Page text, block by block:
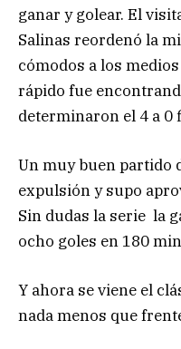
ganar y golear. El
Salinas reordenó la
cómodos a los
rápido fue
determinaron el 4 a 0
Un muy buen partido
expulsión y supo
Sin dudas la serie la
ocho goles en 180
Y ahora se viene el
nada menos que